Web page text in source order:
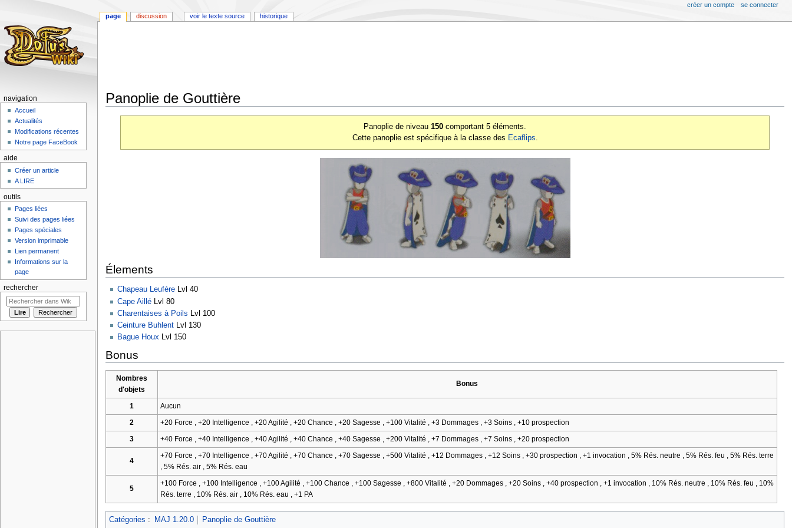
Panoplie de Gouttière
Panoplie de niveau150 comportant 5 éléments.
Cette panoplie est spécifique à la classe des Ecaflips.
Élements
Chapeau Leufère Lvl 40
Cape Aillé Lvl 80
Charentaises à Poils Lvl 100
Ceinture Buhlent Lvl 130
Bague Houx Lvl 150
Bonus
Nombres
d'objets
Bonus
1
Aucun
2
+20 Force , +20 Intelligence , +20 Agilité , +20 Chance , +20 Sagesse , +100 Vitalité , +3 Dommages , +3 Soins , +10 prospection
3
+40 Force , +40 Intelligence , +40 Agilité , +40 Chance , +40 Sagesse , +200 Vitalité , +7 Dommages , +7 Soins , +20 prospection
4
+70 Force , +70 Intelligence , +70 Agilité , +70 Chance , +70 Sagesse , +500 Vitalité , +12 Dommages , +12 Soins , +30 prospection , +1 invocation , 5% Rés. neutre , 5% Rés. feu , 5% Rés. terre
, 5% Rés. air , 5% Rés. eau
5
+100 Force , +100 Intelligence , +100 Agilité , +100 Chance , +100 Sagesse , +800 Vitalité , +20 Dommages , +20 Soins , +40 prospection , +1 invocation , 10% Rés. neutre , 10% Rés. feu , 10%
Rés. terre , 10% Rés. air , 10% Rés. eau , +1 PA
Catégories : MAJ 1.20.0 Panoplie de Gouttière
page discussion voir le texte source historique
créer un compte se connecter
navigation
Accueil
Actualités
Modifications récentes
Notre page FaceBook
aide
Créer un article
A LIRE
outils
Pages liées
Suivi des pages liées
Pages spéciales
Version imprimable
Lien permanent
Informations sur la
page
rechercher